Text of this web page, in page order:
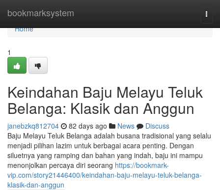
bookmarksystem
Home
Home
1
Keindahan Baju Melayu Teluk
Belanga: Klasik dan Anggun
janebzkq812704 82 days ago News
Discuss
Baju Melayu Teluk Belanga adalah busana tradisional yang selalu
menjadi pilihan lazim untuk berbagai acara penting. Dengan
siluetnya yang ramping dan bahan yang indah, baju ini mampu
menonjolkan percaya diri seorang https://bookmark-
vip.com/story21446400/keindahan-baju-melayu-teluk-belanga-
klasik-dan-anggun